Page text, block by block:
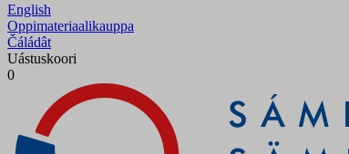
English
Oppimateriaalikauppa
Čáládât
Uástuskoori
0